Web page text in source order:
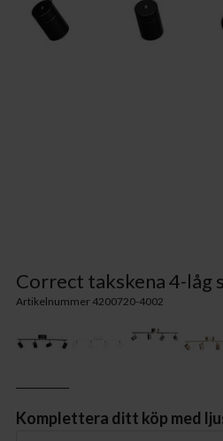
Correct takskena 4-låg
Artikelnummer 4200720-4002
Komplettera ditt köp med